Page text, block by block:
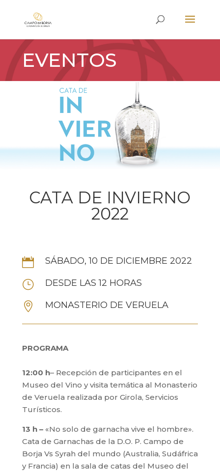
EVENTOS
CATA DE INVIERNO
2022
 SÁBADO, 10 DE DICIEMBRE 2022
} DESDE LAS 12 HORAS
 MONASTERIO DE VERUELA
PROGRAMA
12:00 h– Recepción de participantes en el
Museo del Vino y visita temática al Monasterio
de Veruela realizada por Girola, Servicios
Turísticos.
13 h –«No solo de garnacha vive el hombre».
Cata de Garnachas de la D.O. P. Campo de
Borja Vs Syrah del mundo (Australia, Sudáfrica
y Francia) en la sala de catas del Museo del